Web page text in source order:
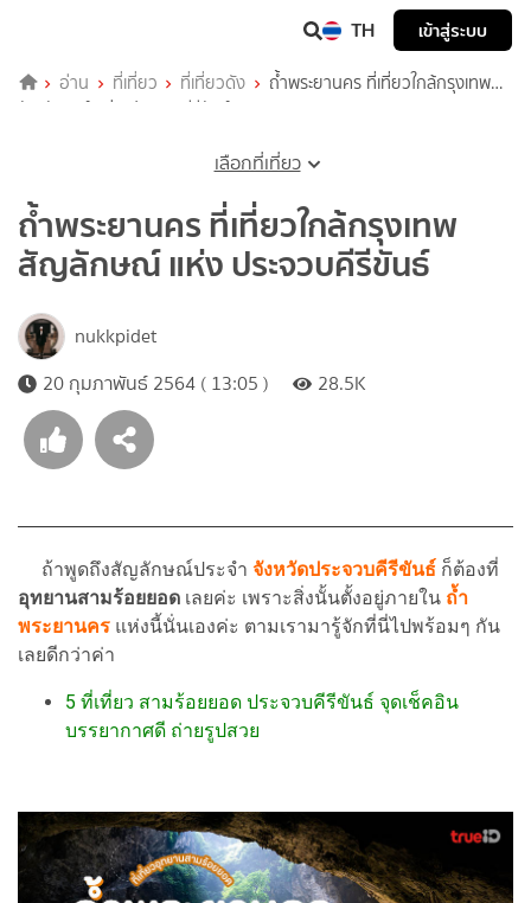
TH เข้าสู่ระบบ
อ่าน ที่เที่ยว ที่เที่ยวดัง
ถ้ำพระยานคร ที่เที่ยวใกล้กรุงเทพ
สัญลักษณ์ แห่ง ประจวบคีรีขันธ์
เลือกที่เที่ยว
ถ้ำพระยานคร ที่เที่ยวใกล้กรุงเทพ
สัญลักษณ์ แห่ง ประจวบคีรีขันธ์
nukkpidet
20 กุมภาพันธ์ 2564 ( 13:05 )
28.5K
ถ้าพูดถึงสัญลักษณ์ประจำ จังหวัดประจวบคีรีขันธ์ ก็ต้องที่
อุทยานสามร้อยยอด เลยค่ะ เพราะสิ่งนั้นตั้งอยู่ภายใน ถ้ำ
พระยานคร แห่งนี้นั่นเองค่ะ ตามเรามารู้จักที่นี่ไปพร้อมๆ กัน
เลยดีกว่าค่า
5 ที่เที่ยว สามร้อยยอด ประจวบคีรีขันธ์ จุดเช็คอิน
บรรยากาศดี ถ่ายรูปสวย